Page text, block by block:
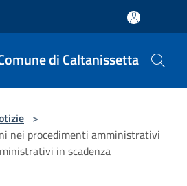
di Caltanissetta
>
nei procedimenti amministrativi
in scadenza